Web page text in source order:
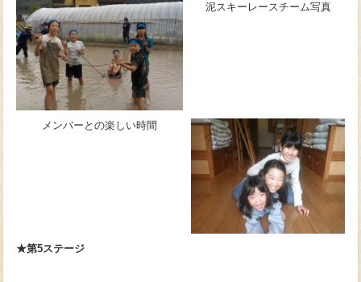
泥スキーレースチーム写真
メンバーとの楽しい時間
★第5ステージ